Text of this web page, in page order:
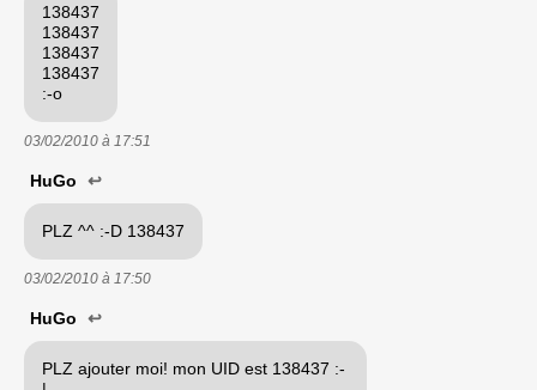
138437
138437
138437
138437
:-o
03/02/2010 à 17:51
HuGo ↩
PLZ ^^ :-D 138437
03/02/2010 à 17:50
HuGo ↩
PLZ ajouter moi! mon UID est 138437 :-